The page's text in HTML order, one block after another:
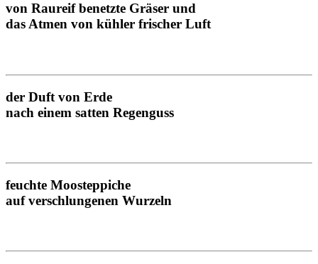
von Raureif benetzte Gräser und
das Atmen von kühler frischer Luft
der Duft von Erde
nach einem satten Regenguss
feuchte Moosteppiche
auf verschlungenen Wurzeln